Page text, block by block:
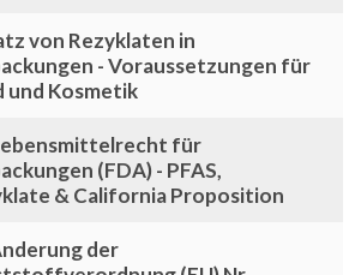
von Rezyklaten in
- Voraussetzungen für
und Kosmetik
für
(FDA) - PFAS,
& California Proposition
der